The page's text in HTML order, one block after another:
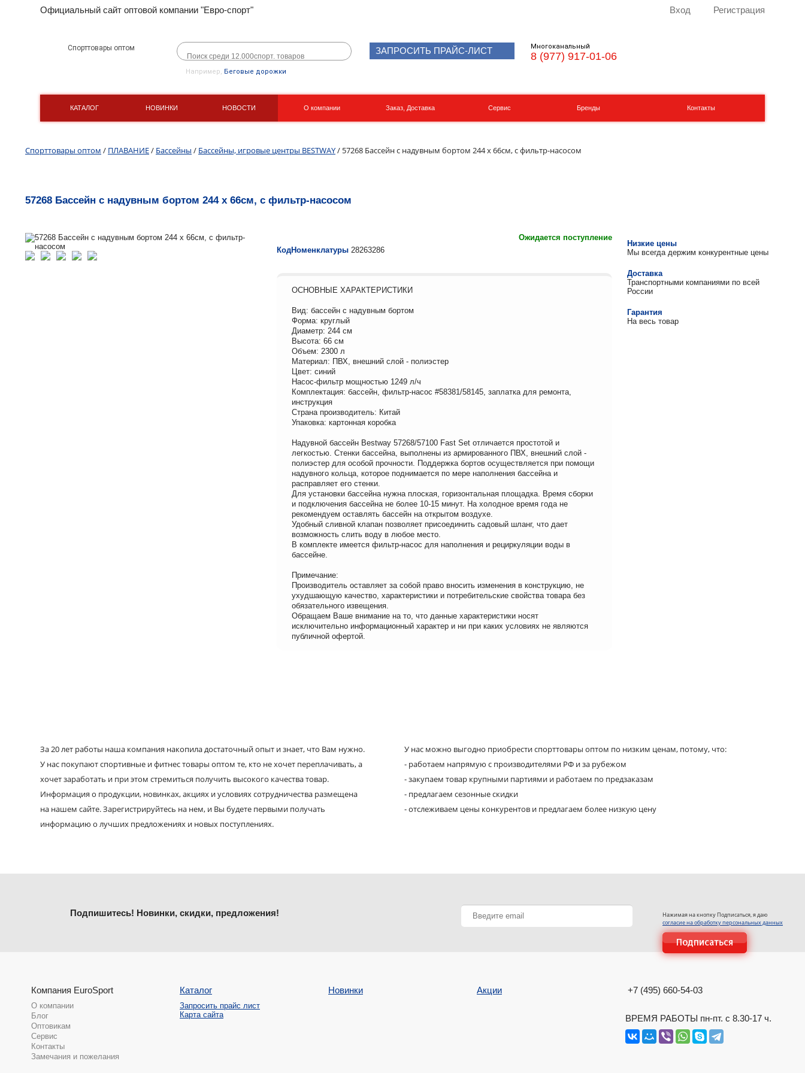
Официальный сайт оптовой компании "Евро-спорт" Вход Регистрация
Спорттовары оптом
Например, Беговые дорожки
ЗАПРОСИТЬ ПРАЙС-ЛИСТ Многоканальный
8 (977) 917-01-06
КАТАЛОГ НОВИНКИ НОВОСТИ О компании Заказ, Доставка Сервис Бренды Контакты
Спорттовары оптом / ПЛАВАНИЕ/ Бассейны / Бассейны, игровые центры BESTWAY/ 57268 Бассейн с надувным бортом 244 х 66см, с фильтр-насосом
57268 Бассейн с надувным бортом 244 х 66см, с фильтр-насосом
Ожидается поступление
КодНоменклатуры 28263286
ОСНОВНЫЕ ХАРАКТЕРИСТИКИ
Вид: бассейн с надувным бортом
Форма: круглый
Диаметр: 244 см
Высота: 66 см
Объем: 2300 л
Материал: ПВХ, внешний слой - полиэстер
Цвет: синий
Насос-фильтр мощностью 1249 л/ч
Комплектация: бассейн, фильтр-насос #58381/58145, заплатка для ремонта,
инструкция
Страна производитель: Китай
Упаковка: картонная коробка
Надувной бассейн Bestway 57268/57100 Fast Set отличается простотой и
легкостью. Стенки бассейна, выполнены из армированного ПВХ, внешний слой -
полиэстер для особой прочности. Поддержка бортов осуществляется при помощи
надувного кольца, которое поднимается по мере наполнения бассейна и
расправляет его стенки.
Для установки бассейна нужна плоская, горизонтальная площадка. Время сборки
и подключения бассейна не более 10-15 минут. На холодное время года не
рекомендуем оставлять бассейн на открытом воздухе.
Удобный сливной клапан позволяет присоединить садовый шланг, что дает
возможность слить воду в любое место.
В комплекте имеется фильтр-насос для наполнения и рециркуляции воды в
бассейне.
Примечание:
Производитель оставляет за собой право вносить изменения в конструкцию, не
ухудшающую качество, характеристики и потребительские свойства товара без
обязательного извещения.
Обращаем Ваше внимание на то, что данные характеристики носят
исключительно информационный характер и ни при каких условиях не являются
публичной офертой.
Низкие цены
Мы всегда держим конкурентные цены
Доставка
Транспортными компаниями по всей
России
Гарантия
На весь товар
За 20 лет работы наша компания накопила достаточный опыт и знает, что Вам нужно.
У нас покупают спортивные и фитнес товары оптом те, кто не хочет переплачивать, а
хочет заработать и при этом стремиться получить высокого качества товар.
Информация о продукции, новинках, акциях и условиях сотрудничества размещена
на нашем сайте. Зарегистрируйтесь на нем, и Вы будете первыми получать
информацию о лучших предложениях и новых поступлениях.
У нас можно выгодно приобрести спорттовары оптом по низким ценам, потому, что:
- работаем напрямую с производителями РФ и за рубежом
- закупаем товар крупными партиями и работаем по предзаказам
- предлагаем сезонные скидки
- отслеживаем цены конкурентов и предлагаем более низкую цену
Нажимая на кнопку Подписаться, я даю
согласие на обработку персональных данных
Подпишитесь! Новинки, скидки, предложения!
Компания EuroSport
О компании
Блог
Оптовикам
Сервис
Контакты
Замечания и пожелания
Каталог
Запросить прайс лист
Карта сайта
Новинки Акции +7 (495) 660-54-03
ВРЕМЯ РАБОТЫ пн-пт. с 8.30-17 ч.